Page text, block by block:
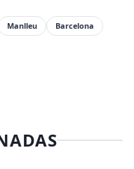
Manlleu Barcelona